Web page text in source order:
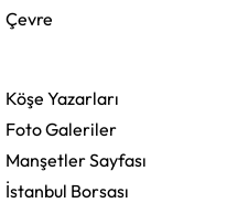
Çevre
Köşe Yazarları
Foto Galeriler
Manşetler Sayfası
İstanbul Borsası